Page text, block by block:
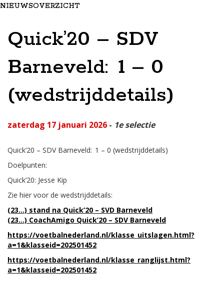
NIEUWSOVERZICHT
Quick’20 – SDV
Barneveld: 1 – 0
(wedstrijddetails)
zaterdag 17 januari 2026 - 1e selectie
Quick’20 – SDV Barneveld: 1 – 0 (wedstrijddetails)
Doelpunten:
Quick’20: Jesse Kip
Zie hier voor de wedstrijddetails:
(23…) stand na Quick’20 – SVD Barneveld
(23…) CoachAmigo Quick’20 – SDV Barneveld
https://voetbalnederland.nl/klasse_uitslagen.html?
a=1&klasseid=202501452
https://voetbalnederland.nl/klasse_ranglijst.html?
a=1&klasseid=202501452